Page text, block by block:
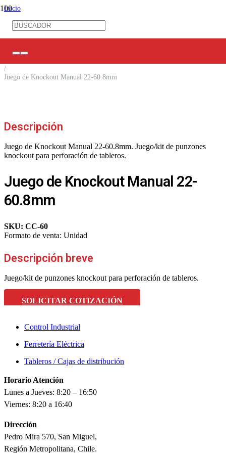
Inicio
Ferretería Eléctrica
/
Juego de Knockout Manual 22-60.8mm
Descripción
Juego de Knockout Manual 22-60.8mm. Juego/kit de punzones
knockout para perforación de tableros.
Juego de Knockout Manual 22-
60.8mm
SKU: CC-60
Formato de venta: Unidad
Descripción breve
Juego/kit de punzones knockout para perforación de tableros.
SOLICITAR COTIZACIÓN
Control Industrial
Ferretería Eléctrica
Tableros / Cajas de distribución
Horario Atención
Lunes a Jueves: 8:20 – 16:50
Viernes: 8:20 a 16:40
Dirección
Pedro Mira 570, San Miguel,
Región Metropolitana, Chile.